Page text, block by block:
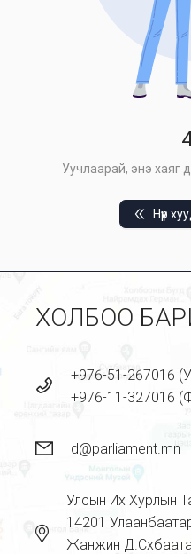
Уучлаарай, энэ хаяг
Нүүр
ХОЛБОО
+976-51-267016
+976-11-327016
d@parliament.mn
Улсын Их Хурлын
14201 Улаанбаатар
Жанжин